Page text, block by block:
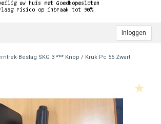
Inloggen
Beslag SKG 3 *** Knop / Kruk Pc 55 Zwart